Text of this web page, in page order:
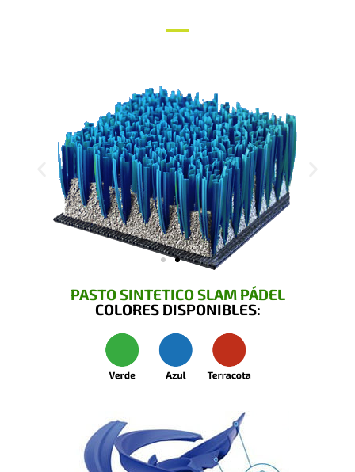
PASTO SINTETICO SLAM PÁDEL
COLORES DISPONIBLES: